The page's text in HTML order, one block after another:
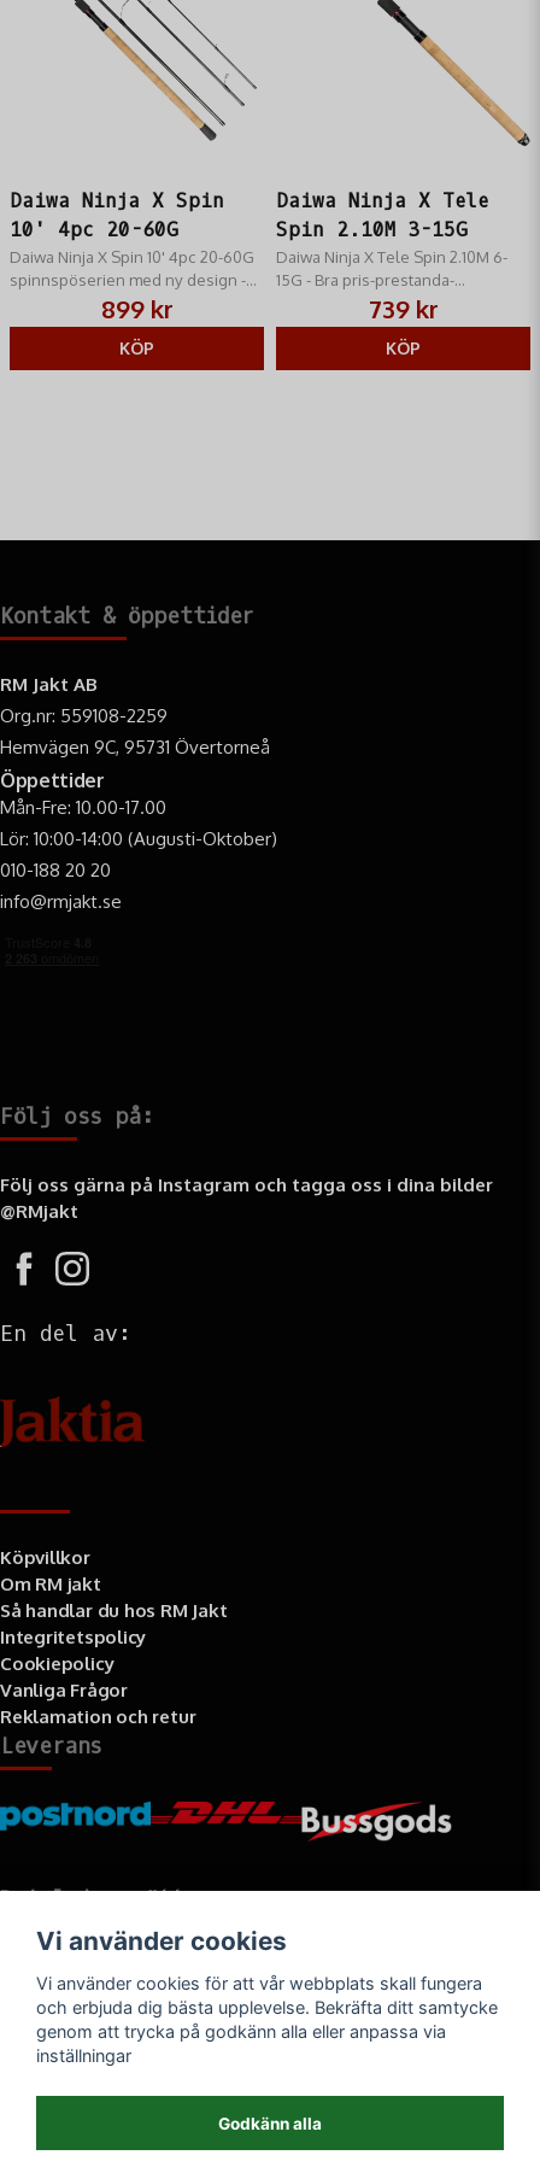
Daiwa Ninja X Spin
10' 4pc 20-60G
Daiwa Ninja X Spin 10' 4pc 20-60G
spinnspöserien med ny design -
Bra pris-prestanda-förhållande!
899 kr
KÖP
Daiwa Ninja X Tele
Spin 2.10M 3-15G
Daiwa Ninja X Tele Spin 2.10M 6-
15G - Bra pris-prestanda-
739 kr
KÖP
Kontakt & öppettider
RM Jakt AB
Org.nr: 559108-2259
Hemvägen 9C, 95731 Övertorneå
Öppettider
Mån-Fre: 10.00-17.00
Lör: 10:00-14:00 (Augusti-Oktober)
010-188 20 20
info@rmjakt.se
Följ oss på:
Följ oss gärna på Instagram och tagga oss i dina bilder
@RMjakt
En del av:
Köpvillkor
Om RM jakt
Så handlar du hos RM Jakt
Integritetspolicy
Cookiepolicy
Vanliga Frågor
Reklamation och retur
Leverans
Betalningssätt
Vi använder cookies
Vi använder cookies för att vår webbplats skall fungera
och erbjuda dig bästa upplevelse. Bekräfta ditt samtycke
genom att trycka på godkänn alla eller anpassa via
inställningar
Godkänn alla